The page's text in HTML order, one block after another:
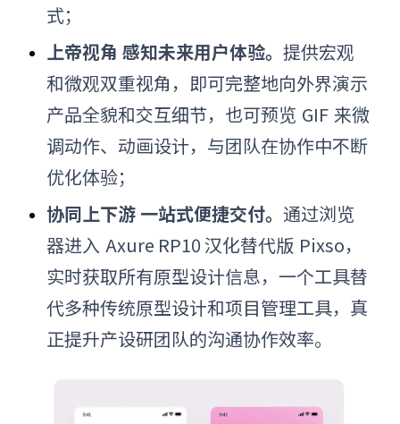
式；
上帝视角 感知未来用户体验。 提供宏观
和微观双重视角，即可完整地向外界演示
产品全貌和交互细节，也可预览 GIF 来微
调动作、动画设计，与团队在协作中不断
优化体验；
协同上下游 一站式便捷交付。 通过浏览
器进入 Axure RP10汉化替代版 Pixso，
实时获取所有原型设计信息，一个工具替
代多种传统原型设计和项目管理工具，真
正提升产设研团队的沟通协作效率。